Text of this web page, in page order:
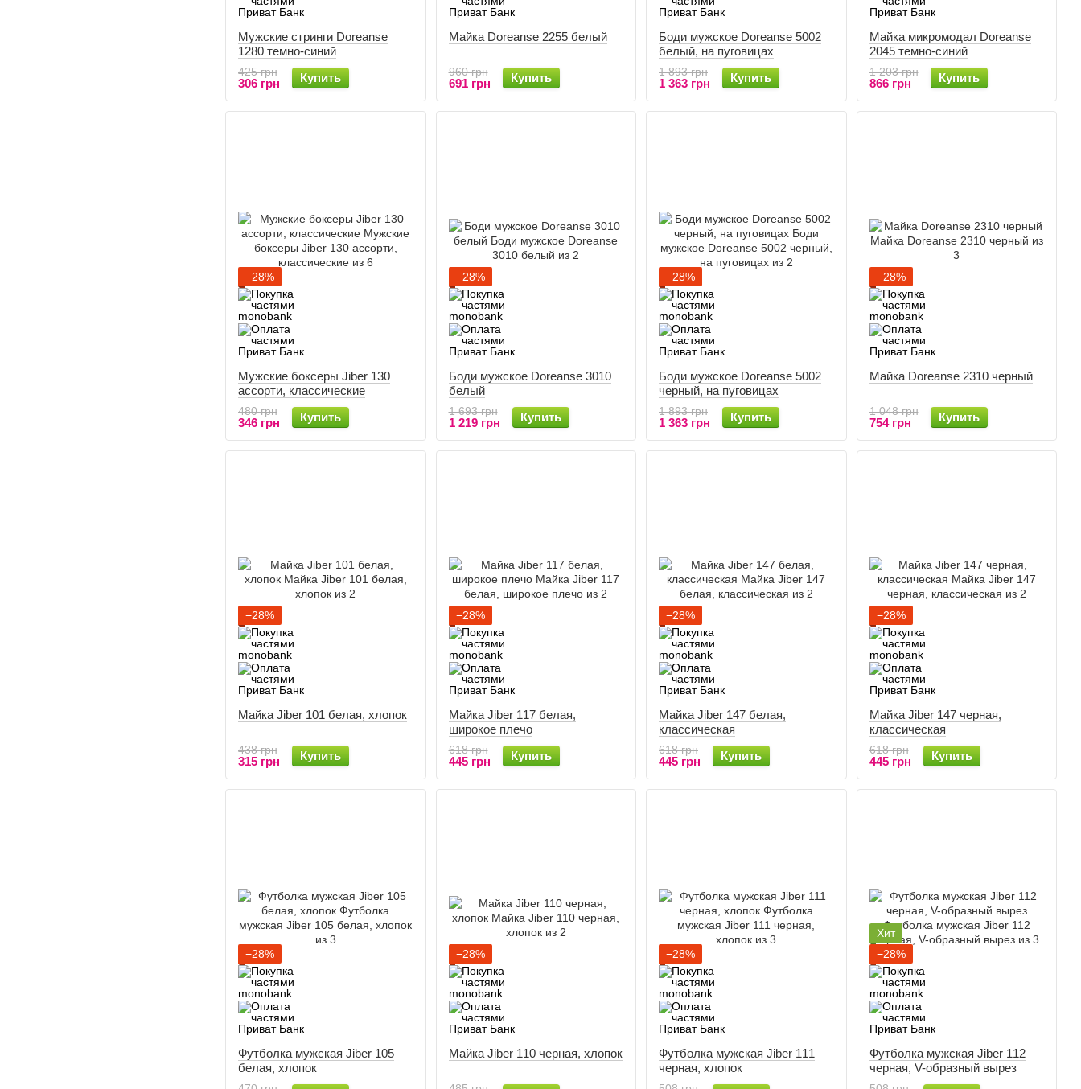
Мужские стринги Doreanse
1280 темно-синий
425 грн
306 грн Купить
Майка Doreanse 2255 белый
960 грн
691 грн Купить
Боди мужское Doreanse 5002
белый, на пуговицах
1 893 грн
1 363 грн Купить
Майка микромодал Doreanse
2045 темно-синий
1 203 грн
866 грн Купить
−28%
Мужские боксеры Jiber 130
ассорти, классические
480 грн
346 грн Купить
−28%
Боди мужское Doreanse 3010
белый
1 693 грн
1 219 грн Купить
−28%
Боди мужское Doreanse 5002
черный, на пуговицах
1 893 грн
1 363 грн Купить
−28%
Майка Doreanse 2310 черный
1 048 грн
754 грн Купить
−28%
Майка Jiber 101 белая, хлопок
438 грн
315 грн Купить
−28%
Майка Jiber 117 белая,
широкое плечо
618 грн
445 грн Купить
−28%
Майка Jiber 147 белая,
классическая
618 грн
445 грн Купить
−28%
Майка Jiber 147 черная,
классическая
618 грн
445 грн Купить
−28%
Футболка мужская Jiber 105
белая, хлопок
−28%
Майка Jiber 110 черная, хлопок
−28%
Футболка мужская Jiber 111
черная, хлопок
Хит
−28%
Футболка мужская Jiber 112
черная, V-образный вырез